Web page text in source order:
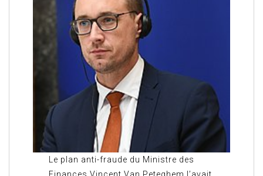
Le plan anti-fraude du Ministre des
Finances Vincent Van Peteghem l’avait